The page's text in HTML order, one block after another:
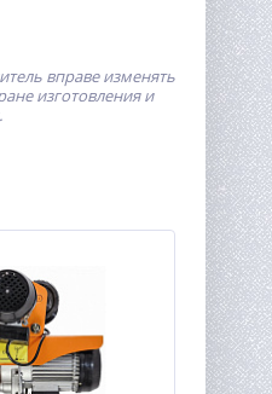
вправе изменять
изготовления и